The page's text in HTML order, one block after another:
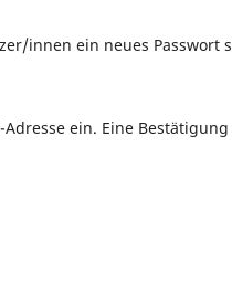
innen ein neues Passwort
ein. Eine